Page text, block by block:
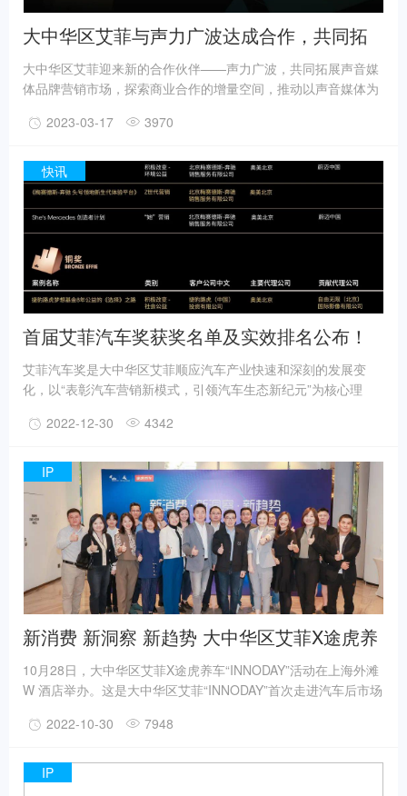
大中华区艾菲与声力广波达成合作，共同拓
展“声”态营销新边界
大中华区艾菲迎来新的合作伙伴——声力广波，共同拓展声音媒
体品牌营销市场，探索商业合作的增量空间，推动以声音媒体为
推动品牌商业价值创新随着移动互联网科技的加速普及应用，广
造声音融媒体声态链。在近几年艾菲奖获奖案例中，也涌现出更
多基于声音媒体的品牌营销优秀作品。
2023-03-17 3970
快讯
首届艾菲汽车奖获奖名单及实效排名公布！
艾菲汽车奖是大中华区艾菲顺应汽车产业快速和深刻的发展变
化，以“表彰汽车营销新模式，引领汽车生态新纪元”为核心理
征集数量较以往艾菲汽车类案例同比增长200%，经过120多位初
奖，9件银奖，28件铜奖以及34件入围奖。
2022-12-30 4342
IP
新消费 新洞察 新趋势 大中华区艾菲X途虎养
车INNODAY圆满举办！
10月28日，大中华区艾菲X途虎养车“INNODAY”活动在上海外滩
W 酒店举办。这是大中华区艾菲“INNODAY”首次走进汽车后市场
不同领域20位嘉宾一起，聚焦受众及触媒习惯持续迭代的新消费
中碰撞出新的思考火花。
2022-10-30 7948
IP